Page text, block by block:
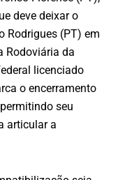
deve deixar o
Rodrigues (PT) em
Rodoviária da
licenciado
o encerramento
seu
articular a